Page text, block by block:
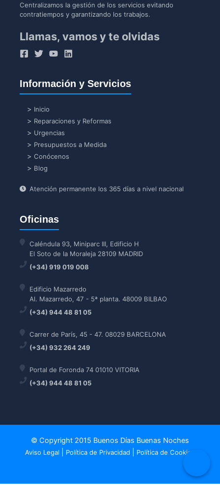
Centralizamos la gestión de los servicios evitando
contratiempos y garantizando los trabajos.
Llamas, vamos y te olvidas
Información y Servicios
Inicio
Reparaciones y Reformas
Urgencias
Presupuestos a Medida
Conócenos
Blog
Atención permanente los 365 días a nivel nacional
Oficinas
Caléndula 93, Miniparc III, Edificio H
El Soto de la Moraleja 28109 MADRID
(+34) 919 019 008
Edificio Mazarredo
Al. Mazarredo, 47 - 5ª planta. 48009 BILBAO
(+34) 944 48 81 05
Carrer de París, 45 - 47. 08029 BARCELONA
(+34) 932 264 249
Portal de Foronda 74 01010 VITORIA
(+34) 944 48 81 05
© Copyright 2015 Buenos Días Buenas Noches
Aviso Legal Política de Privacidad Política de Cookies